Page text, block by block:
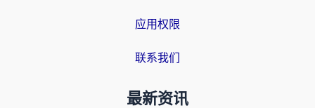
应用权限
联系我们
最新资讯